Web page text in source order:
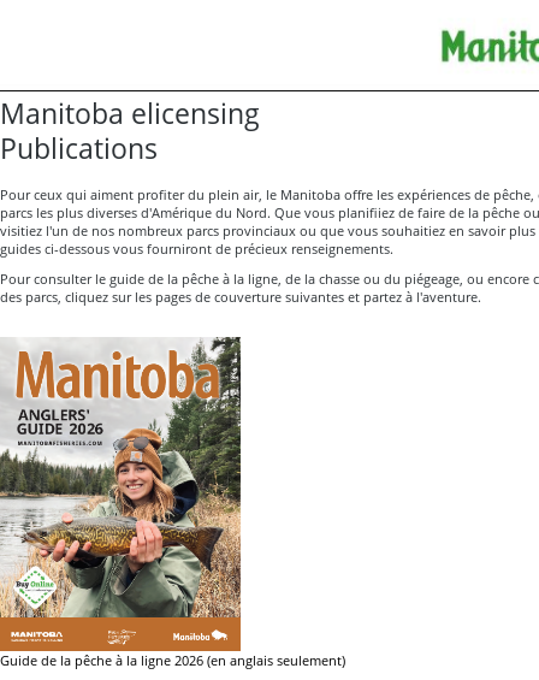
Manitoba elicensing
Publications
Pour ceux qui aiment profiter du plein air, le Manitoba offre les expériences de pêche,
parcs les plus diverses d'Amérique du Nord. Que vous planifiiez de faire de la pêche
visitiez l'un de nos nombreux parcs provinciaux ou que vous souhaitiez en savoir plus
guides ci-dessous vous fourniront de précieux renseignements.
Pour consulter le guide de la pêche à la ligne, de la chasse ou du piégeage, ou encore
des parcs, cliquez sur les pages de couverture suivantes et partez à l'aventure.
Guide de la pêche à la ligne 2026 (en anglais seulement)